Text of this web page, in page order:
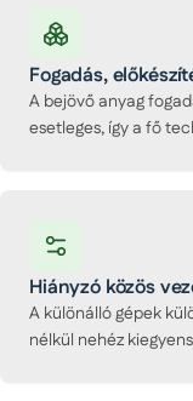
Fogadás,
A bejövő anyag
esetleges, így a fő
Hiányzó közös
A különálló gépek
nélkül nehéz